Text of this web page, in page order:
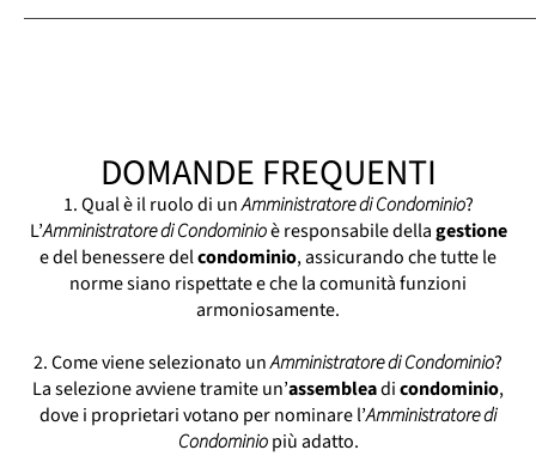
Amministratore Di Condominio
Domodossola
Amministratore Di Condominio La Spezia
Amministratore Di Condominio Lecco
Amministratore Di Condominio Massa
Amministratore Di Condominio Milano
Amministratore Di Condominio Parma
Amministratore Di Condominio Ravenna
Amministratore Di Condominio Trieste
DOMANDE FREQUENTI
1. Qual è il ruolo di unAmministratore di Condominio?
L’Amministratore di Condominioè responsabile dellagestione
e del benessere delcondominio, assicurando che tutte le
norme siano rispettate e che la comunità funzioni
armoniosamente.
2. Come viene selezionato unAmministratore di Condominio?
La selezione avviene tramite un’assembleadicondominio,
dove i proprietari votano per nominare l’Amministratore di
Condominiopiù adatto.